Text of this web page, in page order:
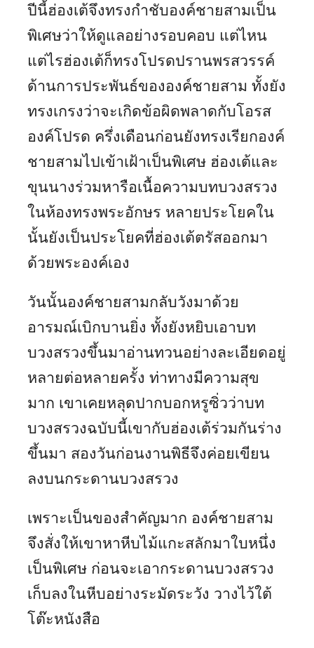
ปีนี้ฮ่องเต้จึงทรงกำชับองค์ชายสามเป็น
พิเศษว่าให้ดูแลอย่างรอบคอบ แต่ไหน
แต่ไรฮ่องเต้ก็ทรงโปรดปรานพรสวรรค์
ด้านการประพันธ์ขององค์ชายสาม ทั้งยัง
ทรงเกรงว่าจะเกิดข้อผิดพลาดกับโอรส
องค์โปรด ครึ่งเดือนก่อนยังทรงเรียกองค์
ชายสามไปเข้าเฝ้าเป็นพิเศษ ฮ่องเต้และ
ขุนนางร่วมหารือเนื้อความบทบวงสรวง
ในห้องทรงพระอักษร หลายประโยคใน
นั้นยังเป็นประโยคที่ฮ่องเต้ตรัสออกมา
ด้วยพระองค์เอง
วันนั้นองค์ชายสามกลับวังมาด้วย
อารมณ์เบิกบานยิ่ง ทั้งยังหยิบเอาบท
บวงสรวงขึ้นมาอ่านทวนอย่างละเอียดอยู่
หลายต่อหลายครั้ง ท่าทางมีความสุข
มาก เขาเคยหลุดปากบอกหรูซิ่วว่าบท
บวงสรวงฉบับนี้เขากับฮ่องเต้ร่วมกันร่าง
ขึ้นมา สองวันก่อนงานพิธีจึงค่อยเขียน
ลงบนกระดานบวงสรวง
เพราะเป็นของสำคัญมาก องค์ชายสาม
จึงสั่งให้เขาหาหีบไม้แกะสลักมาใบหนึ่ง
เป็นพิเศษ ก่อนจะเอากระดานบวงสรวง
เก็บลงในหีบอย่างระมัดระวัง วางไว้ใต้
โต๊ะหนังสือ